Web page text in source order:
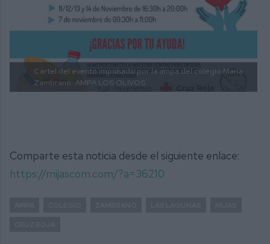
Cartel del evento impulsado por la ampa del colegio María
Zambrano. AMPA LOS OLIVOS.
Comparte esta noticia desde el siguiente enlace:
https://mijascom.com/?a=36210